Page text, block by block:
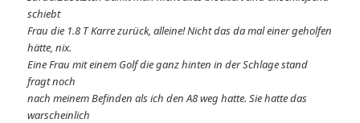
schiebt
Frau die 1.8 T Karre zurück, alleine! Nicht das da mal einer geholfen
hätte, nix.
Eine Frau mit einem Golf die ganz hinten in der Schlage stand
fragt noch
nach meinem Befinden als ich den A8 weg hatte. Sie hatte das
warscheinlich